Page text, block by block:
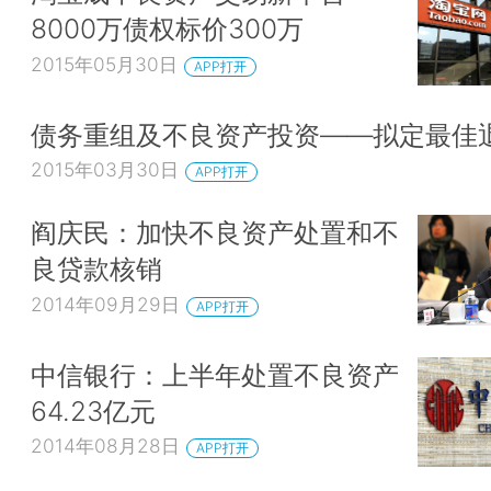
8000万债权标价300万
2015年05月30日 APP打开
债务重组及不良资产投资——拟定最佳
2015年03月30日 APP打开
阎庆民：加快不良资产处置和不
良贷款核销
2014年09月29日 APP打开
中信银行：上半年处置不良资产
64.23亿元
2014年08月28日 APP打开